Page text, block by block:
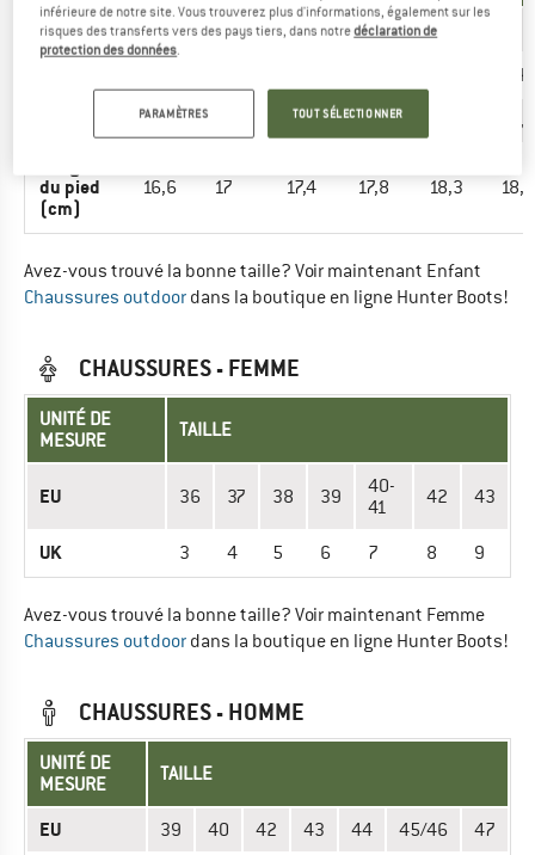
EU 28 28,5 29 30 30,5
13K
10K 11K 11,5K
du pied
(cm)
16,6 17 17,4 17,8 18,3 18,7
Avez-vous trouvé la bonne taille? Voir maintenant Enfant
Chaussures outdoor dans la boutique en ligne Hunter Boots!
CHAUSSURES - FEMME
UNITÉ DE
MESURE
TAILLE
EU 36 37 38 39
40-
41
42 43
UK 3 4 5 6 7 8 9
Avez-vous trouvé la bonne taille? Voir maintenant Femme
Chaussures outdoor dans la boutique en ligne Hunter Boots!
CHAUSSURES - HOMME
UNITÉ DE
MESURE
TAILLE
EU 39 40 42 43 44 45/46 47
inférieure de notre site. Vous trouverez plus d'informations, également sur les
risques des transferts vers des pays tiers, dans notredéclaration de
protection des données.
PARAMÈTRES TOUT SÉLECTIONNER